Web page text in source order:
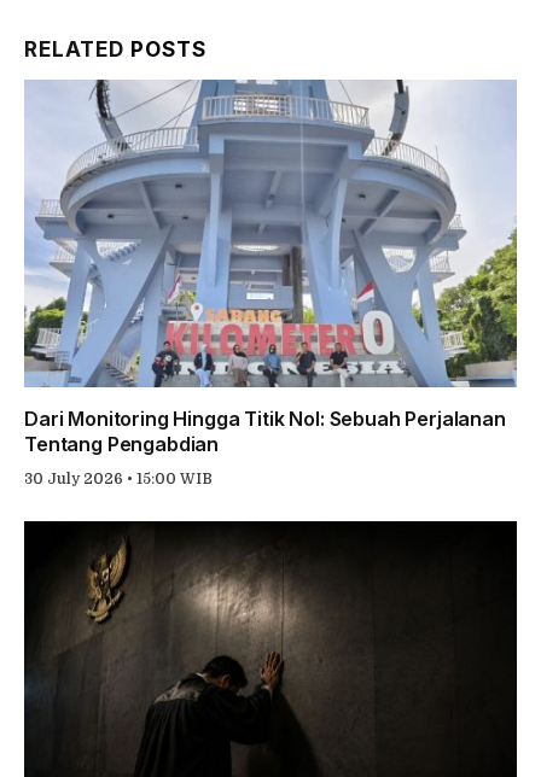
RELATED POSTS
Dari Monitoring Hingga Titik Nol: Sebuah Perjalanan
Tentang Pengabdian
30 July 2026 • 15:00 WIB